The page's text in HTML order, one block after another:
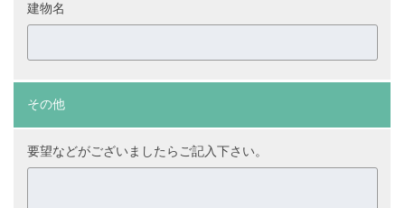
建物名
その他
要望などがございましたらご記入下さい。